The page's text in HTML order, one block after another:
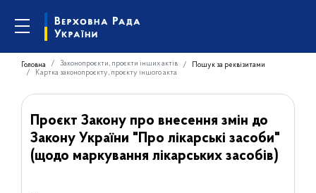
Головна Законопроєкти, проєкти інших актів
Пошук за реквізитами
Картка законопроєкту, проєкту іншого акта
Проєкт Закону про внесення змін до
Закону України "Про лікарські засоби"
(щодо маркування лікарських засобів)